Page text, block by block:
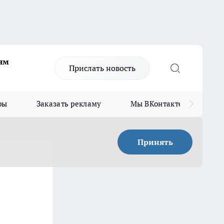
Прислать новость
Заказать рекламу Мы ВКонтакте
Принять